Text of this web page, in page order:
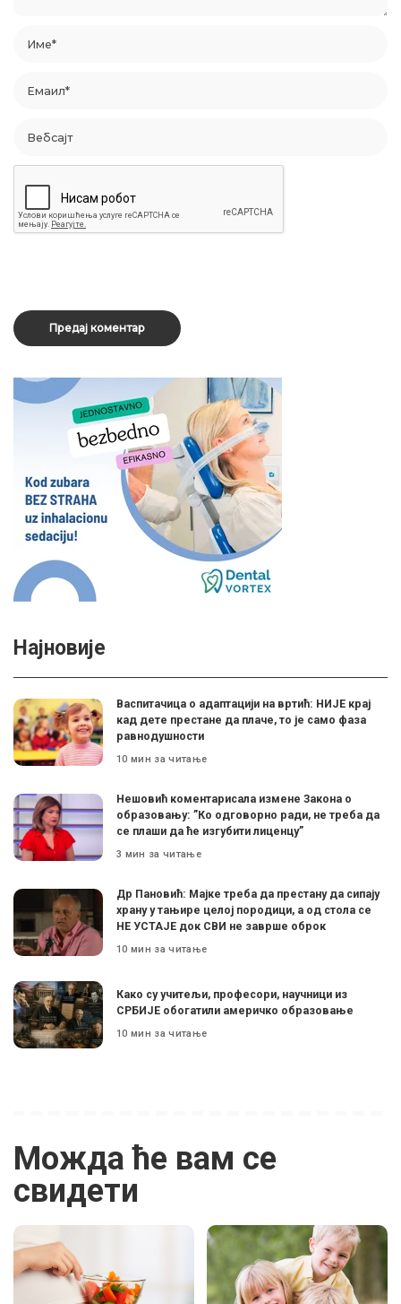
Најновије
Васпитачица о адаптацији на вртић: НИЈЕ крај
кад дете престане да плаче, то је само фаза
равнодушности
10 мин за читање
Нешовић коментарисала измене Закона о
образовању: ”Ко одговорно ради, не треба да
се плаши да ће изгубити лиценцу”
3 мин за читање
Др Пановић: Мајке треба да престану да сипају
храну у тањире целој породици, а од стола се
НЕ УСТАЈЕ док СВИ не заврше оброк
10 мин за читање
Како су учитељи, професори, научници из
СРБИЈЕ обогатили америчко образовање
10 мин за читање
Можда ће вам се
свидети